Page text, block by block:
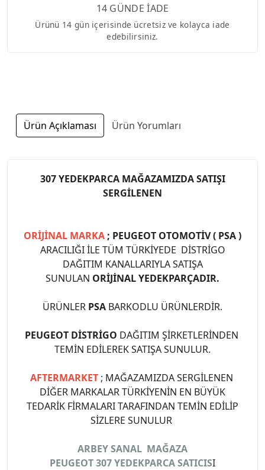
14 GÜNDE İADE
Ürünü 14 gün içerisinde ücretsiz ve kolayca iade
edebilirsiniz.
Ürün Açıklaması Ürün Yorumları
307 YEDEKPARCA MAĞAZAMIZDA SATIŞI
SERGİLENEN
ORİJİNAL MARKA ; PEUGEOT OTOMOTİV ( PSA )
ARACILIĞI İLE TÜM TÜRKİYEDE DİSTRİGO
DAĞITIM KANALLARIYLA SATIŞA
SUNULAN ORİJİNAL YEDEKPARÇADIR.
ÜRÜNLER PSA BARKODLU ÜRÜNLERDİR.
PEUGEOT DİSTRİGO DAĞITIM ŞİRKETLERİNDEN
TEMİN EDİLEREK SATIŞA SUNULUR.
AFTERMARKET ; MAĞAZAMIZDA SERGİLENEN
DİĞER MARKALAR TÜRKİYENİN EN BÜYÜK
TEDARİK FİRMALARI TARAFINDAN TEMİN EDİLİP
SİZLERE SUNULUR
ARBEY SANAL MAĞAZA
PEUGEOT 307 YEDEKPARCA SATICISI